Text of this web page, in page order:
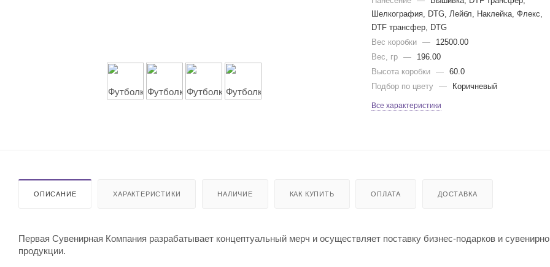
Шелкография, DTG, Лейбл, Наклейка, Флекс,
DTF трансфер, DTG
Вес коробки
—
12500.00
Вес, гр
—
196.00
Высота коробки
—
60.0
Подбор по цвету
— Коричневый
Все характеристики
ОПИСАНИЕ ХАРАКТЕРИСТИКИ НАЛИЧИЕ КАК КУПИТЬ ОПЛАТА ДОСТАВКА
Первая Сувенирная Компания разрабатывает концептуальный мерч и осуществляет поставку бизнес-подарков и
продукции.